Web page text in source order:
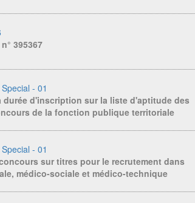
395367
Special - 01
durée d'inscription sur la liste d'aptitude des
de la fonction publique territoriale
Special - 01
sur titres pour le recrutement dans
médico-sociale et médico-technique